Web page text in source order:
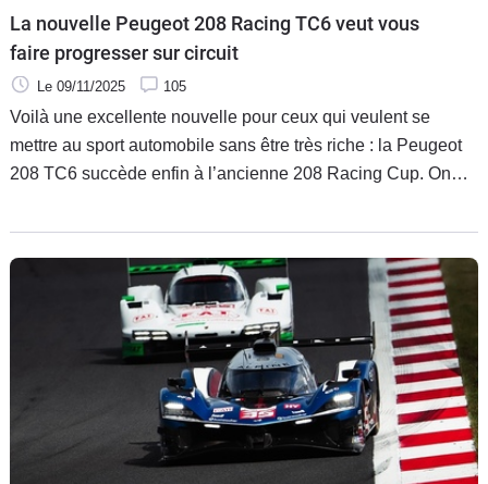
La nouvelle Peugeot 208 Racing TC6 veut vous
faire progresser sur circuit
Le 09/11/2025 105
Voilà une excellente nouvelle pour ceux qui veulent se
mettre au sport automobile sans être très riche : la Peugeot
208 TC6 succède enfin à l’ancienne 208 Racing Cup. On
abordables, ceux qui visent des amateurs désireux de
progresser en pilotage sur la piste et connaître le grand
frisson de la course.